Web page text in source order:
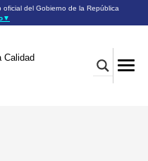
oficial del Gobierno de la República
▼
.gob.do o .gov.do
o .gov.do seguros utilizan